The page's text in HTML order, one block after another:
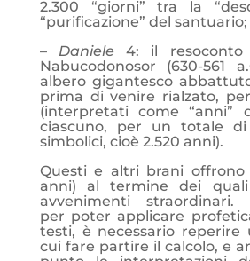
2.300 “giorni” tra la
“purificazione” del santuario;
– Daniele 4: il
Nabucodonosor (630-561
albero gigantesco
prima di venire rialzato,
(interpretati come “anni”
ciascuno, per un totale di
simbolici, cioè 2.520 anni).
Questi e altri brani offrono
anni) al termine dei
avvenimenti straordinari.
per poter applicare
testi, è necessario
cui fare partire il calcolo, e